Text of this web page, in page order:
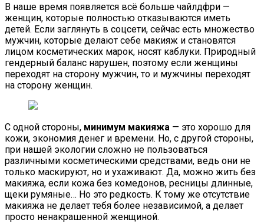
В наше время появляется всё больше чайлдфри —
женщин, которые полностью отказываются иметь
детей. Если заглянуть в соцсети, сейчас есть множество
мужчин, которые делают себе макияж и становятся
лицом косметических марок, носят каблуки. Природный
гендерный баланс нарушен, поэтому если женщины
переходят на сторону мужчин, то и мужчины переходят
на сторону женщин.
С одной стороны, минимум макияжа — это хорошо для
кожи, экономия денег и времени. Но, с другой стороны,
при нашей экологии сложно не пользоваться
различными косметическими средствами, ведь они не
только маскируют, но и ухаживают. Да, можно жить без
макияжа, если кожа без комедонов, ресницы длинные,
щеки румяные… Но это редкость. К тому же отсутствие
макияжа не делает тебя более независимой, а делает
просто ненакрашенной женщиной.